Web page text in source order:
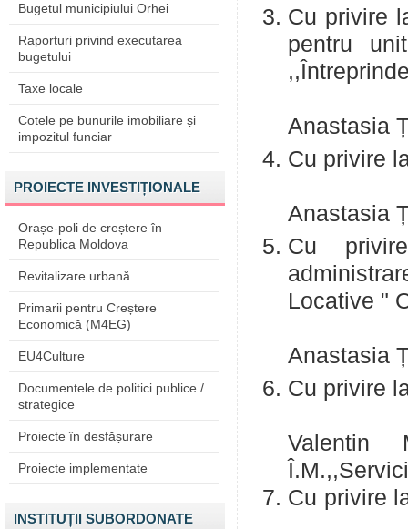
Bugetul municipiului Orhei
Raporturi privind executarea
bugetului
Taxe locale
Cotele pe bunurile imobiliare și
impozitul funciar
PROIECTE INVESTIȚIONALE
Orașe-poli de creștere în
Republica Moldova
Revitalizare urbană
Primarii pentru Creștere
Economică (M4EG)
EU4Culture
Documentele de politici publice /
strategice
Proiecte în desfășurare
Proiecte implementate
INSTITUȚII SUBORDONATE
Cu privire
pentru
Anastasia
Cu
Anastasia
Cu
Anastasia
Cu privire
Valentin
Cu